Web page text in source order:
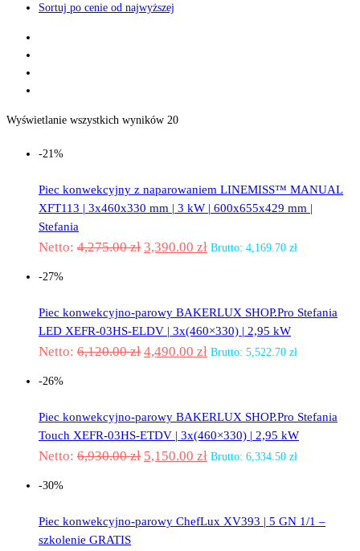
Sortuj po cenie od najwyższej
Wyświetlanie wszystkich wyników 20
-21%
Piec konwekcyjny z naparowaniem LINEMISS™ MANUAL
XFT113 | 3x460x330 mm | 3 kW | 600x655x429 mm |
Stefania
Netto: 4,275.00zł 3,390.00 zł Brutto: 4,169.70 zł
-27%
Piec konwekcyjno-parowy BAKERLUX SHOP.Pro Stefania
LED XEFR-03HS-ELDV | 3x(460×330) | 2,95 kW
Netto: 6,120.00zł 4,490.00 zł Brutto: 5,522.70 zł
-26%
Piec konwekcyjno-parowy BAKERLUX SHOP.Pro Stefania
Touch XEFR-03HS-ETDV | 3x(460×330) | 2,95 kW
Netto: 6,930.00zł 5,150.00 zł Brutto: 6,334.50 zł
-30%
Piec konwekcyjno-parowy ChefLux XV393 | 5 GN 1/1 –
szkolenie GRATIS